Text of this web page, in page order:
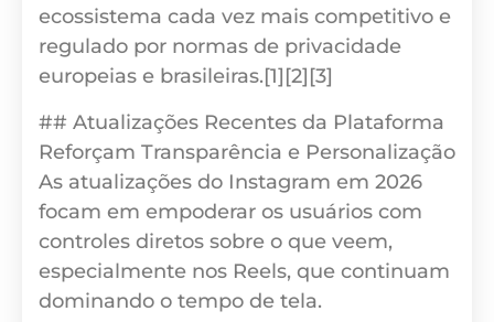
ecossistema cada vez mais competitivo e
regulado por normas de privacidade
europeias e brasileiras.[1][2][3]
## Atualizações Recentes da Plataforma
Reforçam Transparência e Personalização
As atualizações do Instagram em 2026
focam em empoderar os usuários com
controles diretos sobre o que veem,
especialmente nos Reels, que continuam
dominando o tempo de tela.